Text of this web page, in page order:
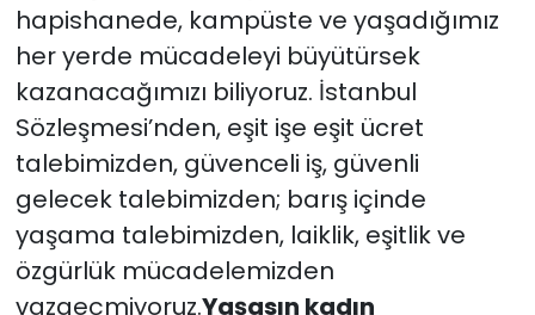
hapishanede, kampüste ve yaşadığımız
her yerde mücadeleyi büyütürsek
kazanacağımızı biliyoruz. İstanbul
Sözleşmesi’nden, eşit işe eşit ücret
talebimizden, güvenceli iş, güvenli
gelecek talebimizden; barış içinde
yaşama talebimizden, laiklik, eşitlik ve
özgürlük mücadelemizden
vazgeçmiyoruz.Yaşasın kadın